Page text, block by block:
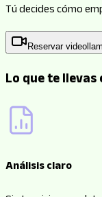
Tú decides cómo
Reservar
Lo que te
Análisis claro